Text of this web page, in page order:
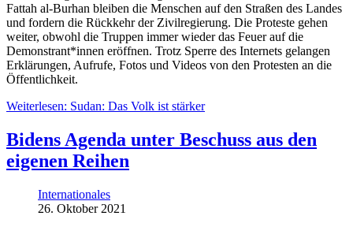
Fattah al-Burhan bleiben die Menschen auf den Straßen des Landes
und fordern die Rückkehr der Zivilregierung. Die Proteste gehen
weiter, obwohl die Truppen immer wieder das Feuer auf die
Demonstrant*innen eröffnen. Trotz Sperre des Internets gelangen
Erklärungen, Aufrufe, Fotos und Videos von den Protesten an die
Öffentlichkeit.
Weiterlesen: Sudan: Das Volk ist stärker
Bidens Agenda unter Beschuss aus den
eigenen Reihen
Internationales
26. Oktober 2021